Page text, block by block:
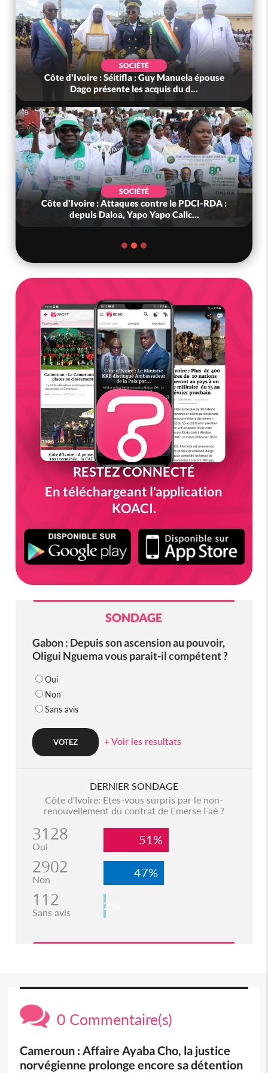
SOCIÉTÉ
Côte d'Ivoire : Aucun report de la Rentrée
Scolaire 2026-2027, la date deme...
SOCIÉTÉ
Côte d'Ivoire : Bangolo, un buffle sème la peur
au cœur du Mont Peko, une v...
RESTEZ CONNECTÉ
En téléchargeant l'application
KOACI.
SONDAGE
Gabon : Depuis son ascension au pouvoir,
Oligui Nguema vous parait-il compétent ?
Oui
Non
Sans avis
+ Voir les resultats
DERNIER SONDAGE
Côte d'Ivoire: Etes-vous surpris par le non-
renouvellement du contrat de Emerse Faé ?
3128
Oui 51%
2902
Non 47%
112
Sans avis 2%
0 Commentaire(s)
Cameroun : Affaire Ayaba Cho, la justice
norvégienne prolonge encore sa détention